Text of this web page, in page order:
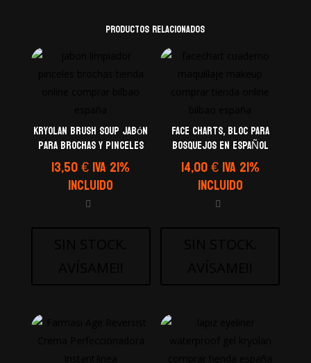
Productos relacionados
kryolan Brush Soup Jabón
para Brochas y Pinceles
13,50€IVA 21%
Incluido
FACE CHARTS, BLOC PARA
BOSQUEJOS EN ESPAÑOL
14,00€IVA 21%
Incluido